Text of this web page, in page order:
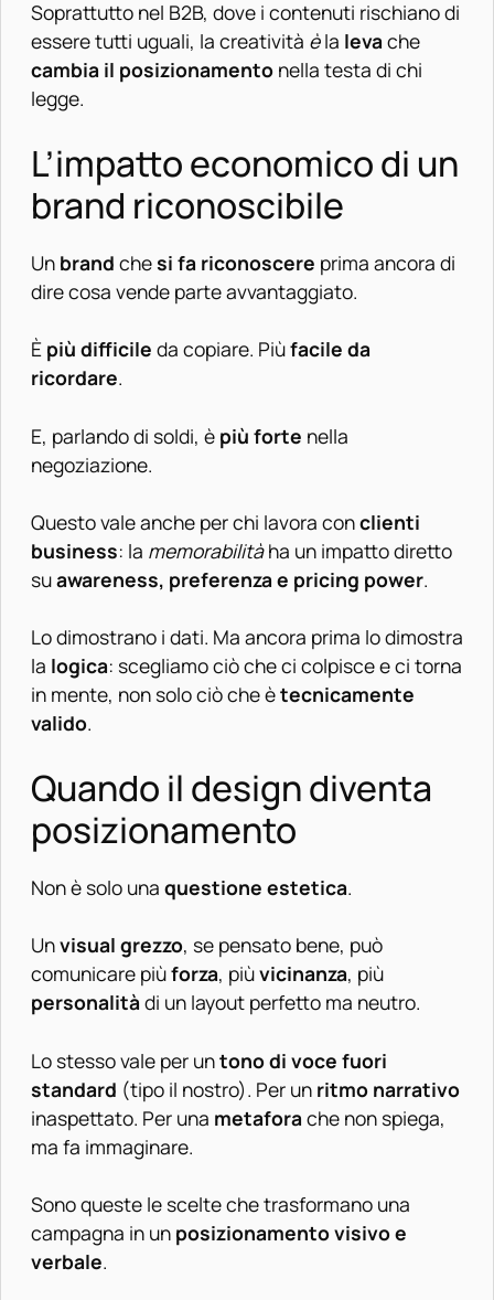
Soprattutto nel B2B, dove i contenuti rischiano di
essere tutti uguali, la creatività èla leva che
cambia il posizionamentonella testa di chi
legge.
L’impatto economico di un
brand riconoscibile
Un brand chesi fa riconoscere prima ancora di
dire cosa vende parte avvantaggiato.
È più difficile da copiare. Piùfacile da
ricordare.
E, parlando di soldi, è più forte nella
negoziazione.
Questo vale anche per chi lavora conclienti
business: la memorabilitàha un impatto diretto
suawareness, preferenza e pricing power.
Lo dimostrano i dati. Ma ancora prima lo dimostra
la logica: scegliamo ciò che ci colpisce e ci torna
in mente, non solo ciò che ètecnicamente
valido.
Quando il design diventa
posizionamento
Non è solo una questione estetica.
Unvisual grezzo, se pensato bene, può
comunicare piùforza, piùvicinanza, più
personalità di un layout perfetto ma neutro.
Lo stesso vale per untono di voce fuori
standard (tipo il nostro). Per un ritmo narrativo
inaspettato. Per una metafora che non spiega,
ma fa immaginare.
Sono queste le scelte che trasformano una
campagna in un posizionamento visivo e
verbale.